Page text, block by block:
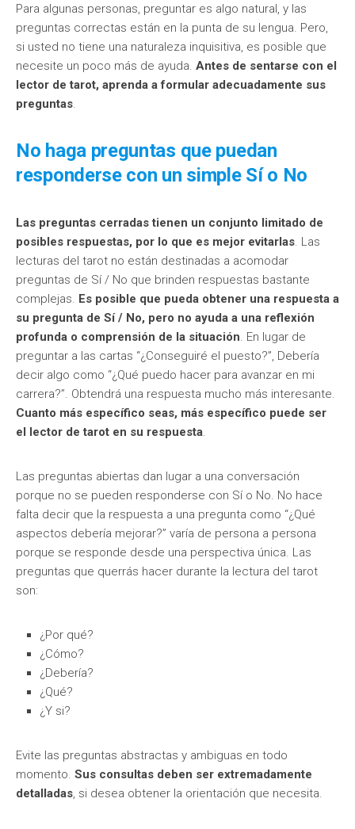
Para algunas personas, preguntar es algo natural, y las
preguntas correctas están en la punta de su lengua. Pero,
si usted no tiene una naturaleza inquisitiva, es posible que
necesite un poco más de ayuda. Antes de sentarse con el
lector de tarot, aprenda a formular adecuadamente sus
preguntas
No haga preguntas que puedan
responderse con un simple Sí o No
Las preguntas cerradas tienen un conjunto limitado de
posibles respuestas, por lo que es mejor evitarlas . Las
lecturas del tarot no están destinadas a acomodar
preguntas de Sí / No que brinden respuestas bastante
complejas. Es posible que pueda obtener una respuesta a
su pregunta de Sí / No, pero no ayuda a una reflexión
profunda o comprensión de la situación . En lugar de
preguntar a las cartas “¿Conseguiré el puesto?”, Debería
decir algo como “¿Qué puedo hacer para avanzar en mi
carrera?”. Obtendrá una respuesta mucho más interesante.
Cuanto más específico seas, más específico puede ser
el lector de tarot en su respuesta
Las preguntas abiertas dan lugar a una conversación
porque no se pueden responderse con Sí o No. No hace
falta decir que la respuesta a una pregunta como “¿Qué
aspectos debería mejorar?” varía de persona a persona
porque se responde desde una perspectiva única. Las
preguntas que querrás hacer durante la lectura del tarot
son:
¿Por qué?
¿Cómo?
¿Debería?
¿Qué?
¿Y si?
Evite las preguntas abstractas y ambiguas en todo
momento. Sus consultas deben ser extremadamente
detalladas , si desea obtener la orientación que necesita.